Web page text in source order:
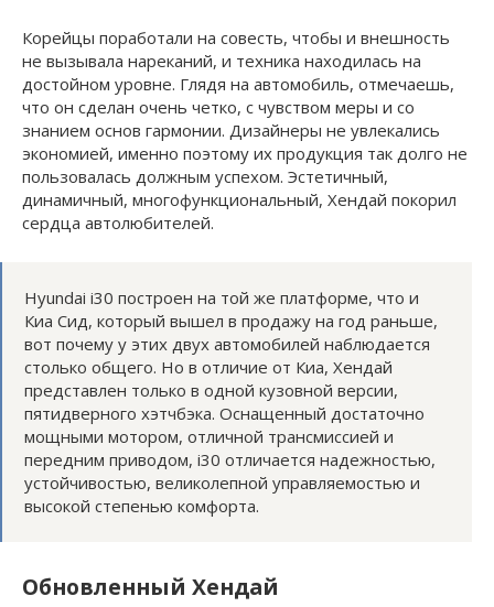
Корейцы поработали на совесть, чтобы и внешность
не вызывала нареканий, и техника находилась на
достойном уровне. Глядя на автомобиль, отмечаешь,
что он сделан очень четко, с чувством меры и со
знанием основ гармонии. Дизайнеры не увлекались
экономией, именно поэтому их продукция так долго не
пользовалась должным успехом. Эстетичный,
динамичный, многофункциональный, Хендай покорил
сердца автолюбителей.
Hyundai i30 построен на той же платформе, что и
Киа Сид, который вышел в продажу на год раньше,
вот почему у этих двух автомобилей наблюдается
столько общего. Но в отличие от Киа, Хендай
представлен только в одной кузовной версии,
пятидверного хэтчбэка. Оснащенный достаточно
мощными мотором, отличной трансмиссией и
передним приводом, i30 отличается надежностью,
устойчивостью, великолепной управляемостью и
высокой степенью комфорта.
Обновленный Хендай